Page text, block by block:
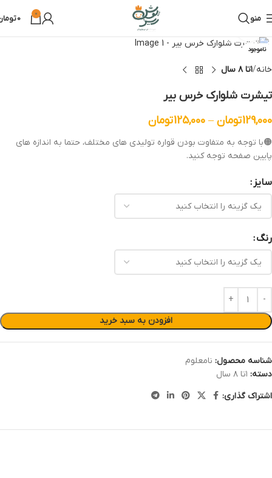
منو 0
0
ناموجود
خانه ۱تا ۸ سال
تیشرت شلوارک خرس بیر
129,000تومان –
125,000تومان
🟠با توجه به متفاوت بودن قواره تولیدی های مختلف، حتما به اندازه های
پایین صفحه توجه کنید.
سایز
رنگ
افزودن به سبد خرید
شناسه محصول: نامعلوم
دسته: ۱تا ۸ سال
اشتراک گذاری: